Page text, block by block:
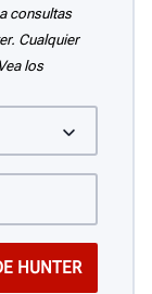
consultas
Cualquier
los